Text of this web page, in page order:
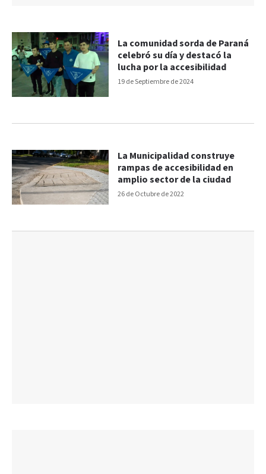
19 de Septiembre de 2024
La comunidad sorda de Paraná
celebró su día y destacó la
lucha por la accesibilidad
26 de Octubre de 2022
La Municipalidad construye
rampas de accesibilidad en
amplio sector de la ciudad